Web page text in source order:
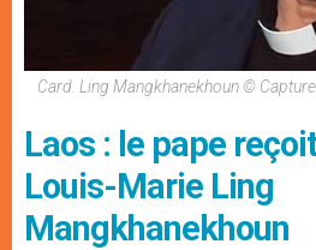
Card. Ling Mangkhanekhoun ©
Laos : le pape
Louis-Marie Ling
Mangkhanekhoun